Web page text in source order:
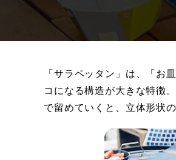
「サラペッタン」は、「お
コになる構造が大きな特徴
で留めていくと、立体形状